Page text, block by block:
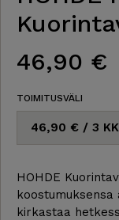
46,90 €
TOIMITUSVÄLI
46,90 € / 3 KK
HOHDE
kirkastaa